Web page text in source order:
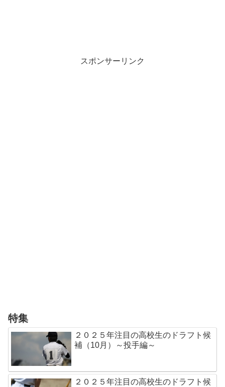
スポンサーリンク
特集
２０２５年注目の高校生のドラフト候
補（10月）～投手編～
２０２５年注目の高校生のドラフト候